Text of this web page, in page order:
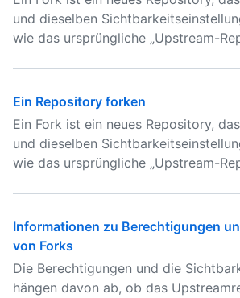
und dieselben
wie das ursprüngliche „Upstream-
Ein Repository forken
Ein Fork ist ein neues Repository,
und dieselben
wie das ursprüngliche „Upstream-
Informationen zu Berechtigungen
von Forks
Die Berechtigungen und die
hängen davon ab, ob das